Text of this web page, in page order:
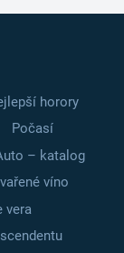
horory
Počasí
– katalog
víno
vera